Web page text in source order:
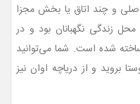
و چند اتاق یا بخش مجزا
زندگی نگهبانان بود و در
شده است. شما می‌توانید
بروید و از دریاچه اوان نیز